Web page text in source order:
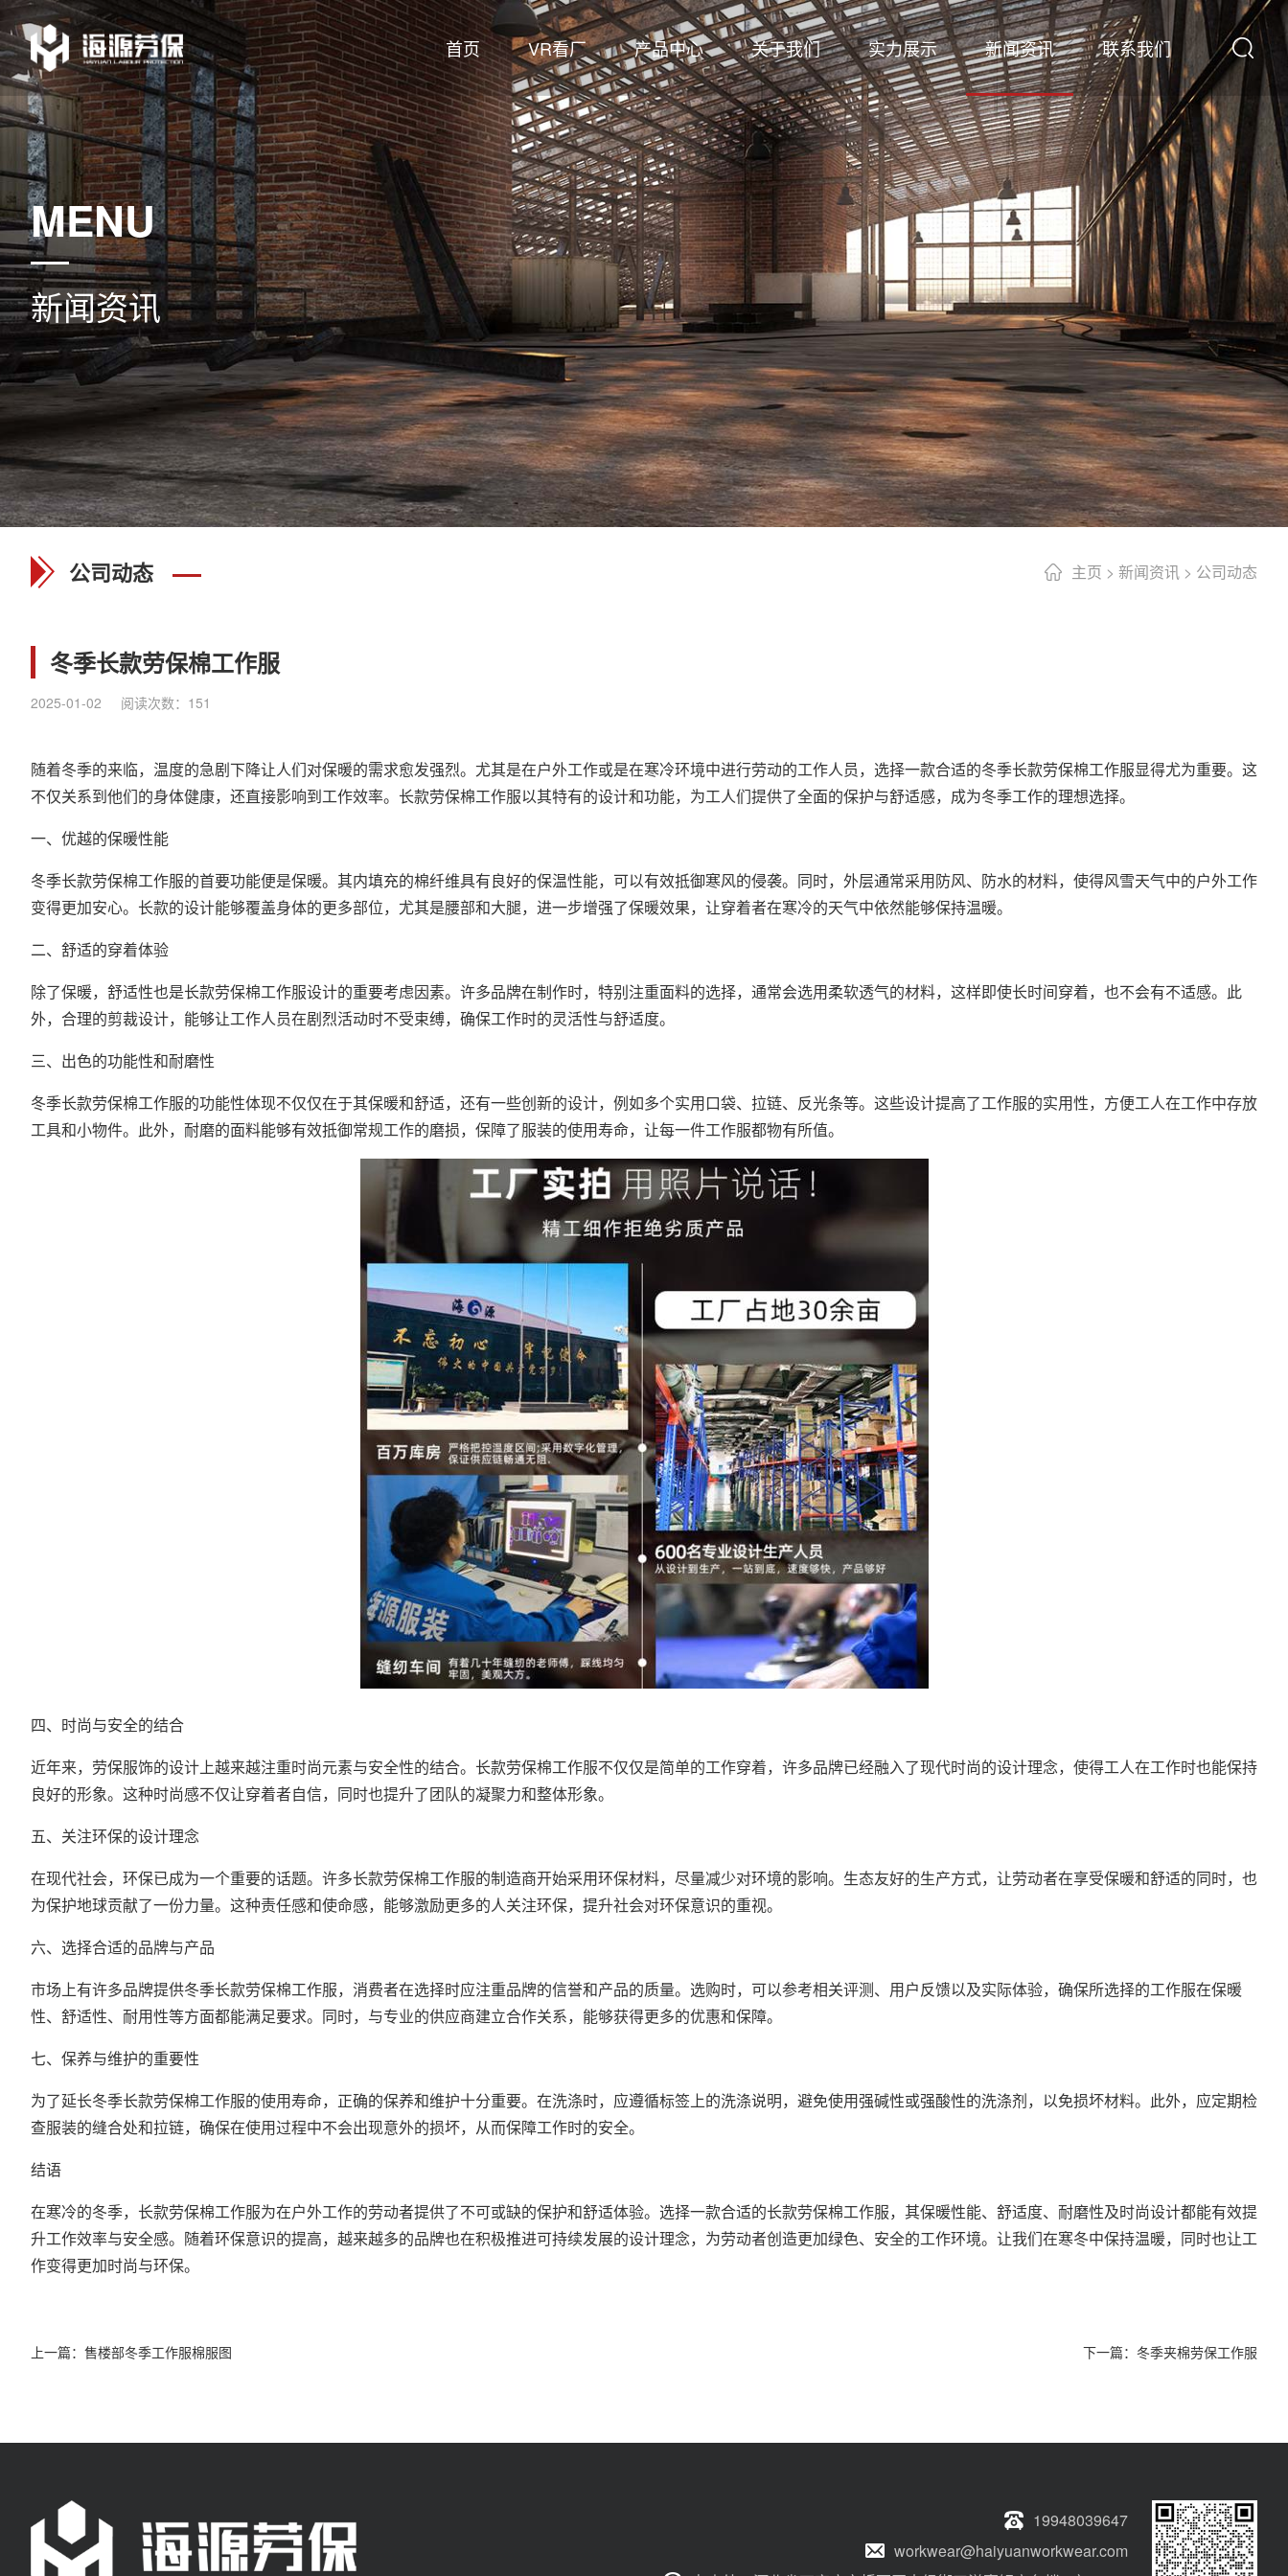
首页 VR看厂 产品中心 关于我们 实力展示 新闻资讯 联系我们
MENU
新闻资讯
主页 > 新闻资讯 > 公司动态
公司动态
冬季长款劳保棉工作服
2025-01-02 阅读次数： 151
随着冬季的来临，温度的急剧下降让人们对保暖的需求愈发强烈。尤其是在户外工作或是在寒冷环境中进行劳动的工作人员，选择一款合适的冬季长款劳保棉工作服显得尤为重要。这
不仅关系到他们的身体健康，还直接影响到工作效率。长款劳保棉工作服以其特有的设计和功能，为工人们提供了全面的保护与舒适感，成为冬季工作的理想选择。
一、优越的保暖性能
冬季长款劳保棉工作服的首要功能便是保暖。其内填充的棉纤维具有良好的保温性能，可以有效抵御寒风的侵袭。同时，外层通常采用防风、防水的材料，使得风雪天气中的户外工作
变得更加安心。长款的设计能够覆盖身体的更多部位，尤其是腰部和大腿，进一步增强了保暖效果，让穿着者在寒冷的天气中依然能够保持温暖。
二、舒适的穿着体验
除了保暖，舒适性也是长款劳保棉工作服设计的重要考虑因素。许多品牌在制作时，特别注重面料的选择，通常会选用柔软透气的材料，这样即使长时间穿着，也不会有不适感。此
外，合理的剪裁设计，能够让工作人员在剧烈活动时不受束缚，确保工作时的灵活性与舒适度。
三、出色的功能性和耐磨性
冬季长款劳保棉工作服的功能性体现不仅仅在于其保暖和舒适，还有一些创新的设计，例如多个实用口袋、拉链、反光条等。这些设计提高了工作服的实用性，方便工人在工作中存放
工具和小物件。此外，耐磨的面料能够有效抵御常规工作的磨损，保障了服装的使用寿命，让每一件工作服都物有所值。
四、时尚与安全的结合
近年来，劳保服饰的设计上越来越注重时尚元素与安全性的结合。长款劳保棉工作服不仅仅是简单的工作穿着，许多品牌已经融入了现代时尚的设计理念，使得工人在工作时也能保持
良好的形象。这种时尚感不仅让穿着者自信，同时也提升了团队的凝聚力和整体形象。
五、关注环保的设计理念
在现代社会，环保已成为一个重要的话题。许多长款劳保棉工作服的制造商开始采用环保材料，尽量减少对环境的影响。生态友好的生产方式，让劳动者在享受保暖和舒适的同时，也
为保护地球贡献了一份力量。这种责任感和使命感，能够激励更多的人关注环保，提升社会对环保意识的重视。
六、选择合适的品牌与产品
市场上有许多品牌提供冬季长款劳保棉工作服，消费者在选择时应注重品牌的信誉和产品的质量。选购时，可以参考相关评测、用户反馈以及实际体验，确保所选择的工作服在保暖
性、舒适性、耐用性等方面都能满足要求。同时，与专业的供应商建立合作关系，能够获得更多的优惠和保障。
七、保养与维护的重要性
为了延长冬季长款劳保棉工作服的使用寿命，正确的保养和维护十分重要。在洗涤时，应遵循标签上的洗涤说明，避免使用强碱性或强酸性的洗涤剂，以免损坏材料。此外，应定期检
查服装的缝合处和拉链，确保在使用过程中不会出现意外的损坏，从而保障工作时的安全。
结语
在寒冷的冬季，长款劳保棉工作服为在户外工作的劳动者提供了不可或缺的保护和舒适体验。选择一款合适的长款劳保棉工作服，其保暖性能、舒适度、耐磨性及时尚设计都能有效提
升工作效率与安全感。随着环保意识的提高，越来越多的品牌也在积极推进可持续发展的设计理念，为劳动者创造更加绿色、安全的工作环境。让我们在寒冬中保持温暖，同时也让工
作变得更加时尚与环保。
上一篇： 售楼部冬季工作服棉服图 下一篇： 冬季夹棉劳保工作服
19948039647
workwear@haiyuanworkwear.com